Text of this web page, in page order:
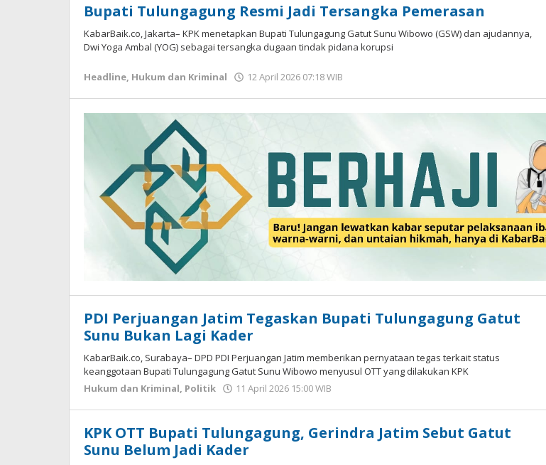
Bupati Tulungagung Resmi Jadi Tersangka Pemerasan
KabarBaik.co, Jakarta– KPK menetapkan Bupati Tulungagung Gatut Sunu Wibowo (GSW) dan ajudannya,
Dwi Yoga Ambal (YOG) sebagai tersangka dugaan tindak pidana korupsi
Headline, Hukum dan Kriminal 12 April 2026 07:18 WIB
PDI Perjuangan Jatim Tegaskan Bupati Tulungagung Gatut
Sunu Bukan Lagi Kader
KabarBaik.co, Surabaya– DPD PDI Perjuangan Jatim memberikan pernyataan tegas terkait status
keanggotaan Bupati Tulungagung Gatut Sunu Wibowo menyusul OTT yang dilakukan KPK
Hukum dan Kriminal, Politik 11 April 2026 15:00 WIB
KPK OTT Bupati Tulungagung, Gerindra Jatim Sebut Gatut
Sunu Belum Jadi Kader